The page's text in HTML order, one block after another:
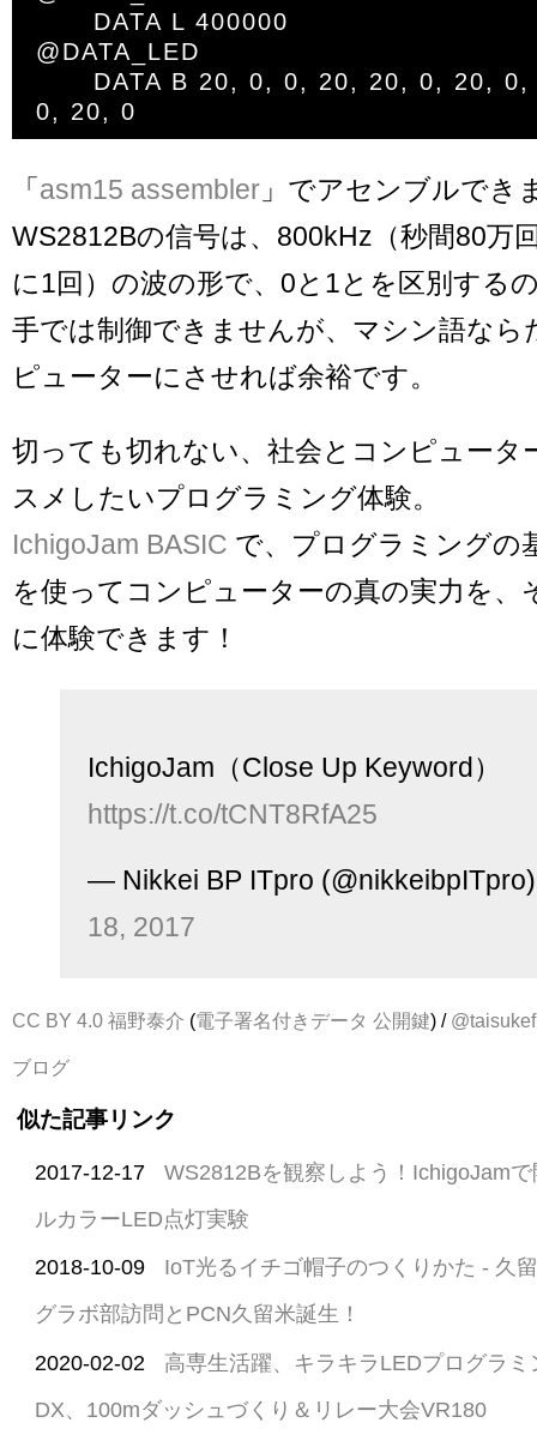
@DATA_LED
「 asm15 assembler 」でアセンブルでき
WS2812Bの信号は、800kHz（秒間80万
に1回）の波の形で、0と1とを区別する
手では制御できませんが、マシン語なら
ピューターにさせれば余裕です。
切っても切れない、社会とコンピュータ
スメしたいプログラミング体験。
IchigoJam BASIC で、プログラミングの
を使ってコンピューターの真の実力を、
に体験できます！
IchigoJam（Close Up Keyword）
https://t.co/tCNT8RfA25
— Nikkei BP ITpro
18, 2017
CC BY 4.0 福野泰介 (電子署名付きデータ 公開鍵) / @taisukef
ブログ
似た記事リンク
2017-12-17
WS2812Bを観察しよう！IchigoJam
ルカラーLED点灯実験
2018-10-09
IoT光るイチゴ帽子のつくりかた - 久
グラボ部訪問とPCN久留米誕生！
2020-02-02
高専生活躍、キラキラLEDプログラ
DX、100mダッシュづくり＆リレー大会VR180